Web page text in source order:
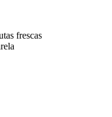
frescas